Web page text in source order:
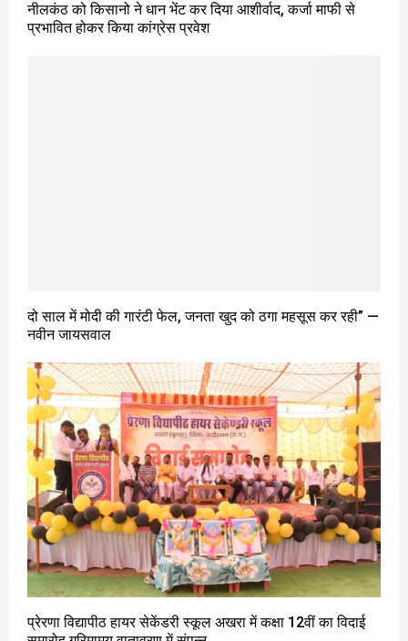
नीलकंठ को किसानो ने धान भेंट कर दिया आशीर्वाद, कर्जा माफी से
प्रभावित होकर किया कांग्रेस प्रवेश
दो साल में मोदी की गारंटी फेल, जनता खुद को ठगा महसूस कर रही” —
नवीन जायसवाल
प्रेरणा विद्यापीठ हायर सेकेंडरी स्कूल अखरा में कक्षा 12वीं का विदाई